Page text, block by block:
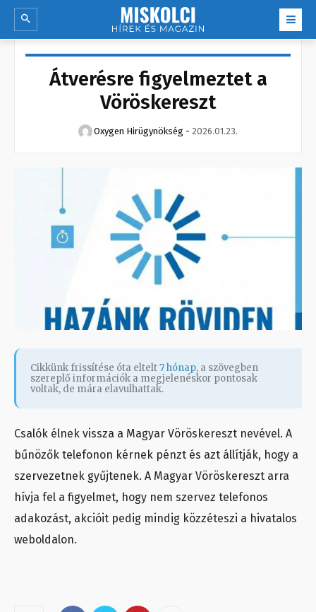
Átverésre figyelmeztet a
Vöröskereszt
Oxygen Hirügynökség - 2026.01.23.
Cikkünk frissítése óta eltelt7 hónap, a szövegben
szereplő információk a megjelenéskor pontosak
voltak, de mára elavulhattak.
Csalók élnek vissza a Magyar Vöröskereszt nevével. A
bűnözők telefonon kérnek pénzt és azt állítják, hogy a
szervezetnek gyűjtenek. A Magyar Vöröskereszt arra
hívja fel a figyelmet, hogy nem szervez telefonos
adakozást, akcióit pedig mindig közzéteszi a hivatalos
weboldalon.